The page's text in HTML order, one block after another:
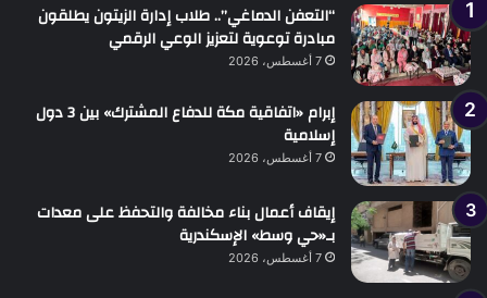
“التعفن الدماغي”.. طلاب إدارة الزيتون يطلقون
مبادرة توعوية لتعزيز الوعي الرقمي
7 أغسطس، 2026
إبرام «اتفاقية مكة للدفاع المشترك» بين 3 دول
إسلامية
7 أغسطس، 2026
إيقاف أعمال بناء مخالفة والتحفظ على معدات
بـ«حي وسط» الإسكندرية
7 أغسطس، 2026